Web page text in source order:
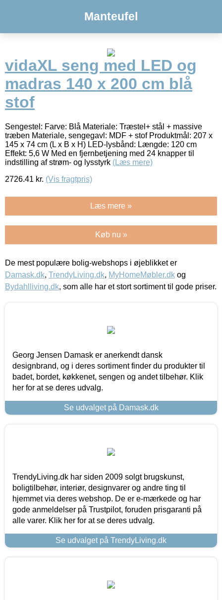
Manteufel
vidaXL seng med LED og
madras 140 x 200 cm blå
stof
Sengestel: Farve: Blå Materiale: Træstel+ stål + massive
træben Materiale, sengegavl: MDF + stof Produktmål: 207 x
145 x 74 cm (L x B x H) LED-lysbånd: Længde: 120 cm
Effekt: 5,6 W Med en fjernbetjening med 24 knapper til
indstilling af strøm- og lysstyrk (Læs mere)
2726.41 kr. (Vis fragtpris)
Læs mere »
Køb nu »
De mest populære bolig-webshops i øjeblikket er
Damask.dk, TrendyLiving.dk, MyHomeMøbler.dk og
Bydahlliving.dk, som alle har et stort sortiment til gode priser.
Georg Jensen Damask er anerkendt dansk
designbrand, og i deres sortiment finder du produkter til
badet, bordet, køkkenet, sengen og andet tilbehør. Klik
her for at se deres udvalg.
Se udvalget på Damask.dk
TrendyLiving.dk har siden 2009 solgt brugskunst,
boligtilbehør, interiør, designvarer og andre ting til
hjemmet via deres webshop. De er e-mærkede og har
gode anmeldelser på Trustpilot, foruden prisgaranti på
alle varer. Klik her for at se deres udvalg.
Se udvalget på TrendyLiving.dk